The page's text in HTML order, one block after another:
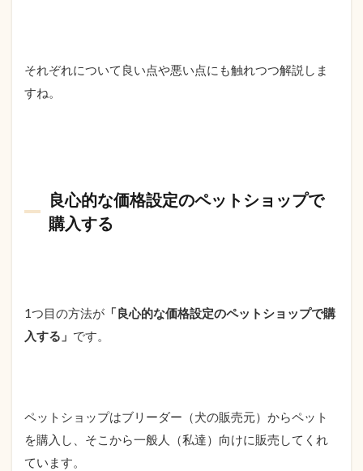
それぞれについて良い点や悪い点にも触れつつ解説しま
すね。
良心的な価格設定のペットショップで
購入する
1つ目の方法が 「良心的な価格設定のペットショップで購
入する」 です。
ペットショップはブリーダー（犬の販売元）からペット
を購入し、そこから一般人（私達）向けに販売してくれ
ています。